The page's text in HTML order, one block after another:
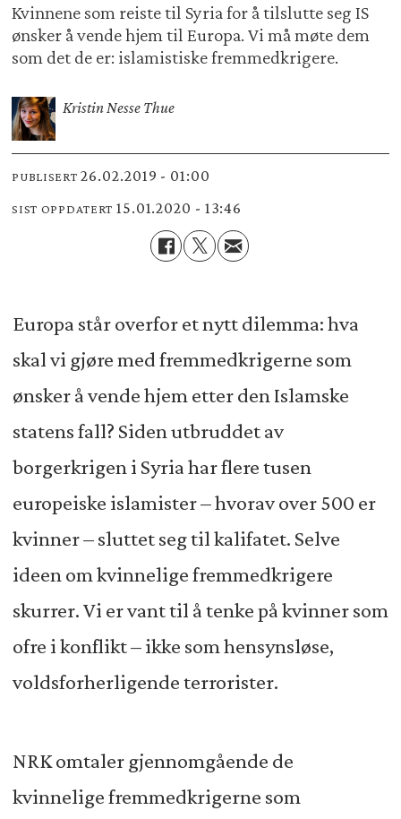
Kvinnene som reiste til Syria for å tilslutte seg IS
ønsker å vende hjem til Europa. Vi må møte dem
som det de er: islamistiske fremmedkrigere.
Kristin Nesse Thue
PUBLISERT 26.02.2019 - 01:00
SIST OPPDATERT 15.01.2020 - 13:46
Europa står overfor et nytt dilemma: hva
skal vi gjøre med fremmedkrigerne som
ønsker å vende hjem etter den Islamske
statens fall? Siden utbruddet av
borgerkrigen i Syria har flere tusen
europeiske islamister – hvorav over 500 er
kvinner – sluttet seg til kalifatet. Selve
ideen om kvinnelige fremmedkrigere
skurrer. Vi er vant til å tenke på kvinner som
ofre i konflikt – ikke som hensynsløse,
voldsforherligende terrorister.
NRK omtaler gjennomgående de
kvinnelige fremmedkrigerne som